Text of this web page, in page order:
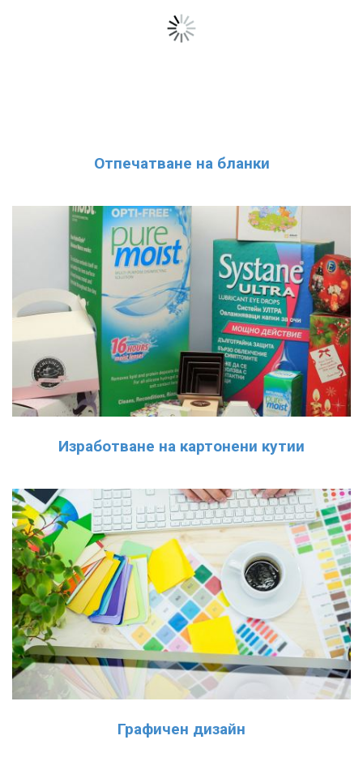
Отпечатване на бланки
Изработване на картонени кутии
Графичен дизайн